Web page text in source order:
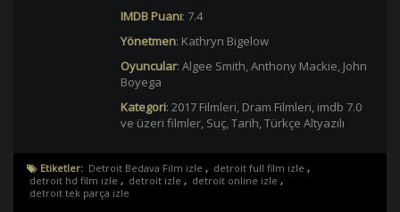
IMDB Puanı: 7.4
Yönetmen: Kathryn Bigelow
Oyuncular: Algee Smith,Anthony Mackie, John
Boyega
Kategori: 2017 Filmleri, Dram Filmleri, imdb 7.0
ve üzeri filmler, Suç,Tarih,Türkçe Altyazılı
Etiketler: Detroit Bedava Film izle , detroit full film izle ,
detroit hd film izle , detroit izle , detroit online izle ,
detroit tek parça izle